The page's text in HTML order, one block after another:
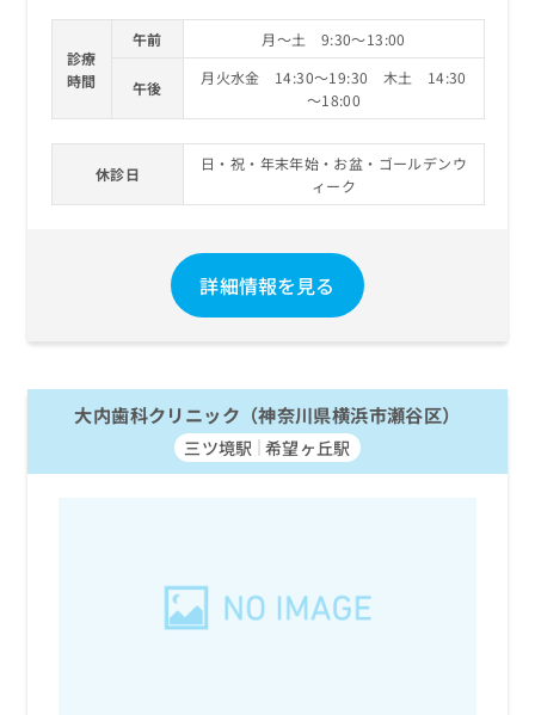
診療
時間
午前 月～土 9:30～13:00
午後
月火水金 14:30～19:30 木土 14:30
～18:00
休診日
日・祝・年末年始・お盆・ゴールデンウ
ィーク
詳細情報を見る
大内歯科クリニック（神奈川県横浜市瀬谷区）
三ツ境駅 希望ヶ丘駅